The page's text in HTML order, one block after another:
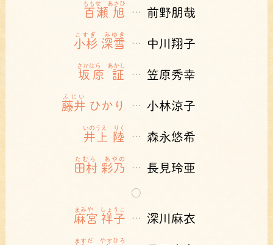
百瀬 旭
ももせ あさひ
… 前野朋哉
小杉 深雪
こすぎ みゆき
… 中川翔子
坂原 証
さかはら あかし
… 笠原秀幸
藤井
ふじい
ひかり … 小林涼子
井上 陸
いのうえ りく
… 森永悠希
田村 彩乃
たむら あやの
… 長見玲亜
○
麻宮 祥子
まみや しょうこ
… 深川麻衣
ますだ やすひろ